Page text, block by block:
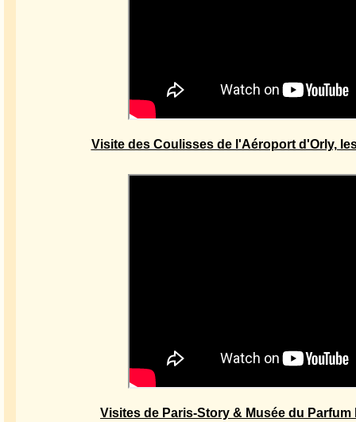
Visite des Coulisses de l'Aéroport d'Orly,
Visites de Paris-Story & Musée du Parfum